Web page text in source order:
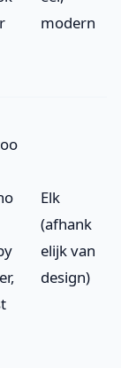
modern
Elk
(afhank
elijk van
design)